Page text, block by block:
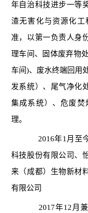
年自治科技进步一等
渣无害化与资源化
准，以第一负责人身
理车间、固体废弃物
车间 )、废水终端回用
发系统）、尾气净化
集成系统）、危废焚
理。
2016年1月至
科技股份有限公司、
来（成都）生物新材
有限公司
2017年12月兼